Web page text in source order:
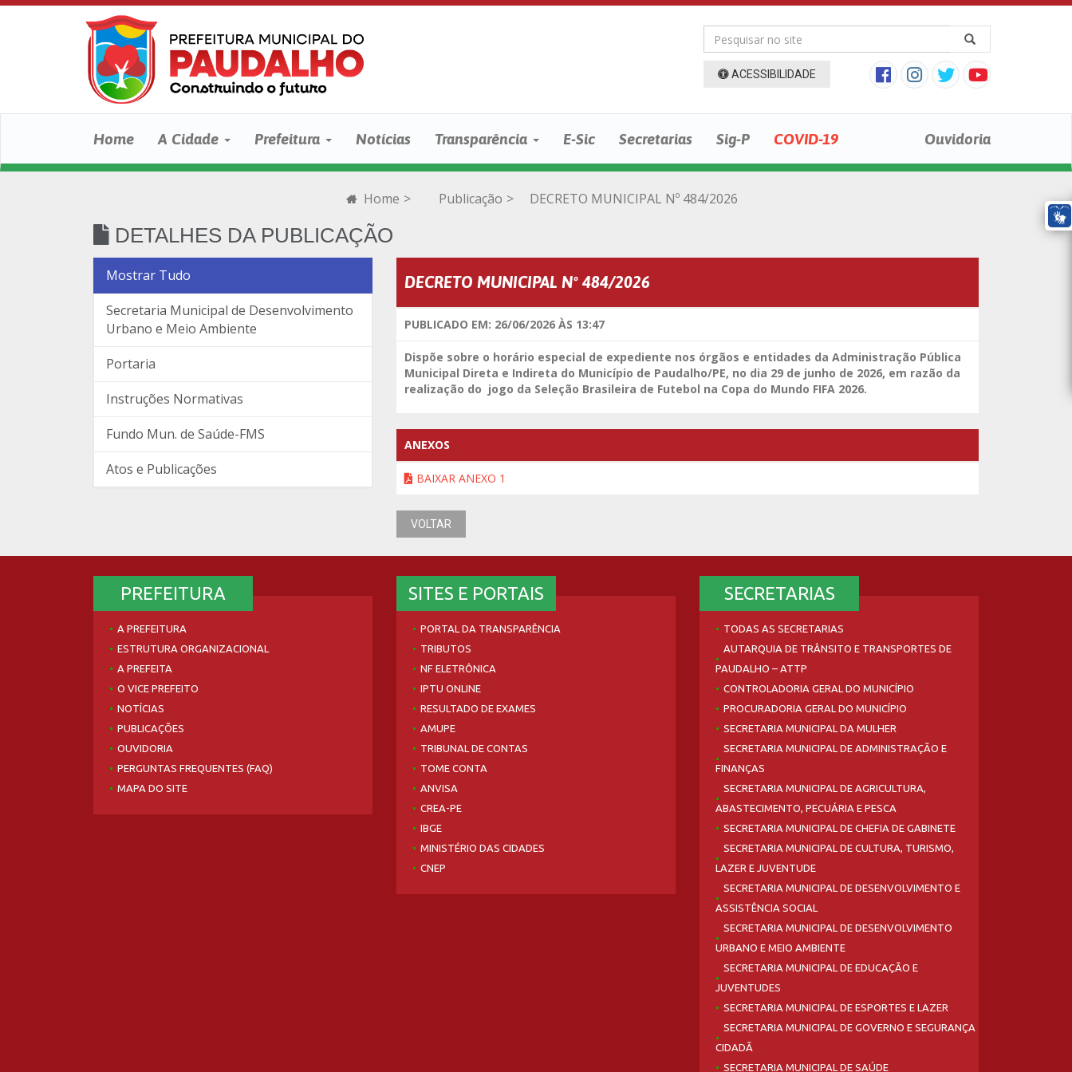
ACESSIBILIDADE
Home A Cidade Prefeitura Notícias Transparência E-Sic Secretarias Sig-P COVID-19 Ouvidoria
Home > Publicação > DECRETO MUNICIPAL Nº 484/2026
DETALHES DA PUBLICAÇÃO
Mostrar Tudo
Secretaria Municipal de Desenvolvimento
Urbano e Meio Ambiente
Portaria
Instruções Normativas
Fundo Mun. de Saúde-FMS
Atos e Publicações
DECRETO MUNICIPAL Nº 484/2026
PUBLICADO EM: 26/06/2026 ÀS 13:47
Dispõe sobre o horário especial de expediente nos órgãos e entidades da Administração Pública
Municipal Direta e Indireta do Município de Paudalho/PE, no dia 29 de junho de 2026, em razão da
realização do jogo da Seleção Brasileira de Futebol na Copa do Mundo FIFA 2026.
ANEXOS
BAIXAR ANEXO 1
VOLTAR
PREFEITURA
A PREFEITURA
ESTRUTURA ORGANIZACIONAL
A PREFEITA
O VICE PREFEITO
NOTÍCIAS
PUBLICAÇÕES
OUVIDORIA
PERGUNTAS FREQUENTES (FAQ)
MAPA DO SITE
SITES E PORTAIS
PORTAL DA TRANSPARÊNCIA
TRIBUTOS
NF ELETRÔNICA
IPTU ONLINE
RESULTADO DE EXAMES
AMUPE
TRIBUNAL DE CONTAS
TOME CONTA
ANVISA
CREA-PE
IBGE
MINISTÉRIO DAS CIDADES
CNEP
SECRETARIAS
TODAS AS SECRETARIAS
AUTARQUIA DE TRÂNSITO E TRANSPORTES DE
PAUDALHO – ATTP
CONTROLADORIA GERAL DO MUNICÍPIO
PROCURADORIA GERAL DO MUNICÍPIO
SECRETARIA MUNICIPAL DA MULHER
SECRETARIA MUNICIPAL DE ADMINISTRAÇÃO E
FINANÇAS
SECRETARIA MUNICIPAL DE AGRICULTURA,
ABASTECIMENTO, PECUÁRIA E PESCA
SECRETARIA MUNICIPAL DE CHEFIA DE GABINETE
SECRETARIA MUNICIPAL DE CULTURA, TURISMO,
LAZER E JUVENTUDE
SECRETARIA MUNICIPAL DE DESENVOLVIMENTO E
ASSISTÊNCIA SOCIAL
SECRETARIA MUNICIPAL DE DESENVOLVIMENTO
URBANO E MEIO AMBIENTE
SECRETARIA MUNICIPAL DE EDUCAÇÃO E
JUVENTUDES
SECRETARIA MUNICIPAL DE ESPORTES E LAZER
SECRETARIA MUNICIPAL DE GOVERNO E SEGURANÇA
CIDADÃ
SECRETARIA MUNICIPAL DE SAÚDE